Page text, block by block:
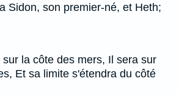
Sidon, son premier-né, et Heth;
la côte des mers, Il sera sur
Et sa limite s'étendra du côté